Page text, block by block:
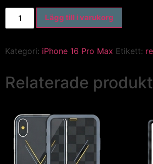
Lägg till i varukorg
Kategori: iPhone 16 Pro Max Etikett:
Relaterade